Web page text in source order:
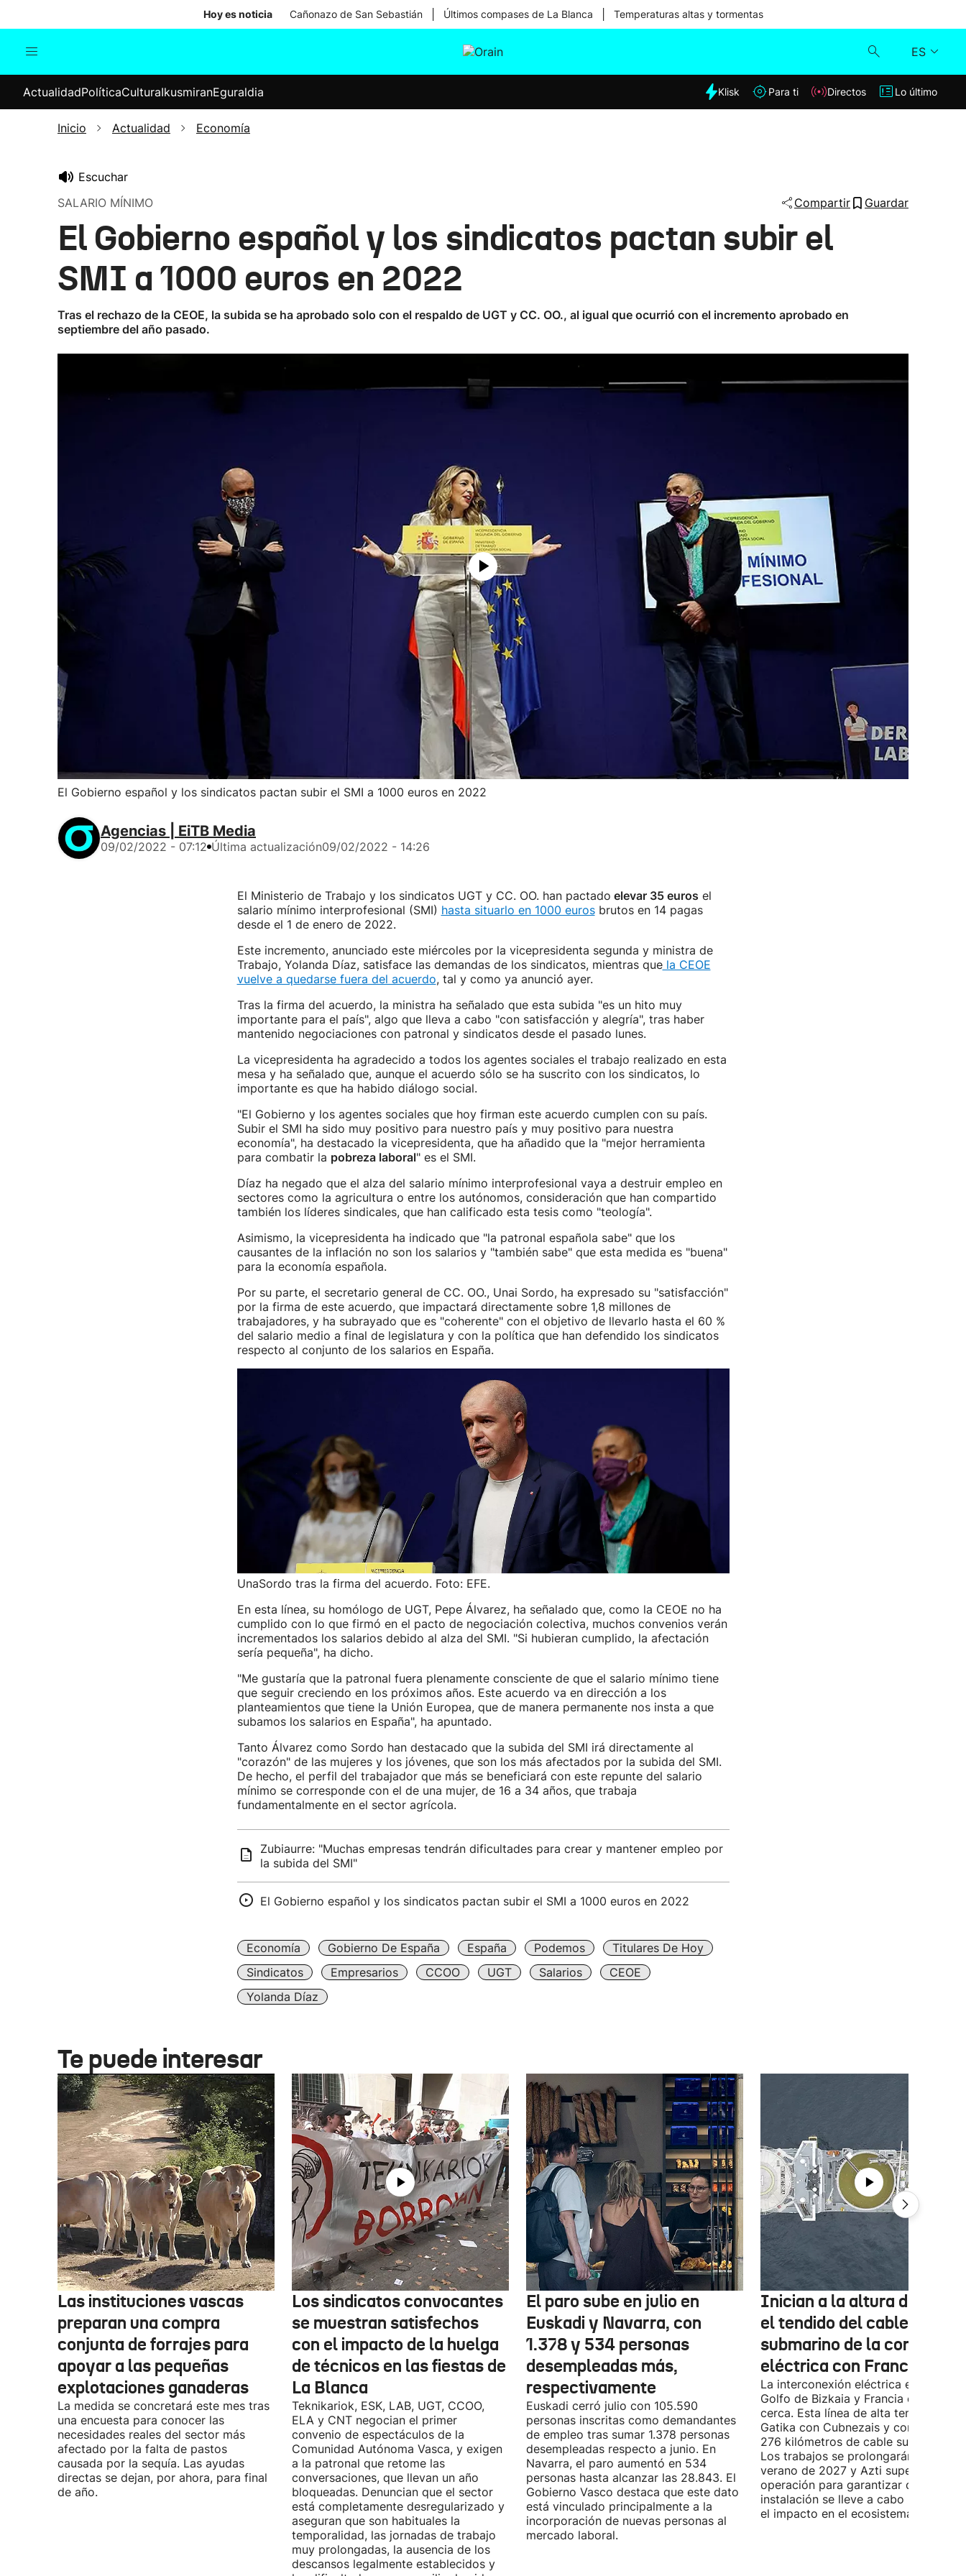
Hoy es noticia Cañonazo de San Sebastián Últimos compases de La Blanca Temperaturas altas y tormentas
ES
Internacional
Elecciones
Klisk
ActualidadPolíticaCulturaIkusmiranEguraldia Klisk Para ti Directos Lo último
Inicio Actualidad Economía
Escuchar
SALARIO MÍNIMO
Compartir Guardar
El Gobierno español y los sindicatos pactan subir el
SMI a 1000 euros en 2022
Tras el rechazo de la CEOE, la subida se ha aprobado solo con el respaldo de UGT y CC. OO., al igual que ocurrió con el incremento aprobado en
septiembre del año pasado.
El Gobierno español y los sindicatos pactan subir el SMI a 1000 euros en 2022
Agencias | EiTB Media
09/02/2022 - 07:12 Última actualización09/02/2022 - 14:26
El Ministerio de Trabajo y los sindicatos UGT y CC. OO. han pactado elevar 35 euros el
salario mínimo interprofesional (SMI) hasta situarlo en 1000 eurosbrutos en 14 pagas
desde el 1 de enero de 2022.
Este incremento, anunciado este miércoles por la vicepresidenta segunda y ministra de
Trabajo, Yolanda Díaz, satisface las demandas de los sindicatos, mientras quela CEOE
vuelve a quedarse fuera del acuerdo, tal y como ya anunció ayer.
Tras la firma del acuerdo, la ministra ha señalado que esta subida "es un hito muy
importante para el país", algo que lleva a cabo "con satisfacción y alegría", tras haber
mantenido negociaciones con patronal y sindicatos desde el pasado lunes.
La vicepresidenta ha agradecido a todos los agentes sociales el trabajo realizado en esta
mesa y ha señalado que, aunque el acuerdo sólo se ha suscrito con los sindicatos, lo
importante es que ha habido diálogo social.
"El Gobierno y los agentes sociales que hoy firman este acuerdo cumplen con su país.
Subir el SMI ha sido muy positivo para nuestro país y muy positivo para nuestra
economía", ha destacado la vicepresidenta, que ha añadido que la "mejor herramienta
para combatir la pobreza laboral" es el SMI.
Díaz ha negado que el alza del salario mínimo interprofesional vaya a destruir empleo en
sectores como la agricultura o entre los autónomos, consideración que han compartido
también los líderes sindicales, que han calificado esta tesis como "teología".
Asimismo, la vicepresidenta ha indicado que "la patronal española sabe" que los
causantes de la inflación no son los salarios y "también sabe" que esta medida es "buena"
para la economía española.
Por su parte, el secretario general de CC. OO., Unai Sordo, ha expresado su "satisfacción"
por la firma de este acuerdo, que impactará directamente sobre 1,8 millones de
trabajadores, y ha subrayado que es "coherente" con el objetivo de llevarlo hasta el 60 %
del salario medio a final de legislatura y con la política que han defendido los sindicatos
respecto al conjunto de los salarios en España.
UnaSordo tras la firma del acuerdo. Foto: EFE.
En esta línea, su homólogo de UGT, Pepe Álvarez, ha señalado que, como la CEOE no ha
cumplido con lo que firmó en el pacto de negociación colectiva, muchos convenios verán
incrementados los salarios debido al alza del SMI. "Si hubieran cumplido, la afectación
sería pequeña", ha dicho.
"Me gustaría que la patronal fuera plenamente consciente de que el salario mínimo tiene
que seguir creciendo en los próximos años. Este acuerdo va en dirección a los
planteamientos que tiene la Unión Europea, que de manera permanente nos insta a que
subamos los salarios en España", ha apuntado.
Tanto Álvarez como Sordo han destacado que la subida del SMI irá directamente al
"corazón" de las mujeres y los jóvenes, que son los más afectados por la subida del SMI.
De hecho, el perfil del trabajador que más se beneficiará con este repunte del salario
mínimo se corresponde con el de una mujer, de 16 a 34 años, que trabaja
fundamentalmente en el sector agrícola.
Zubiaurre: "Muchas empresas tendrán dificultades para crear y mantener empleo por
la subida del SMI"
El Gobierno español y los sindicatos pactan subir el SMI a 1000 euros en 2022
Economía Gobierno De España España Podemos
Titulares De Hoy
Sindicatos
Empresarios CCOO UGT Salarios
CEOE
Yolanda Díaz
Te puede interesar
Las instituciones vascas
preparan una compra
conjunta de forrajes para
apoyar a las pequeñas
explotaciones ganaderas
La medida se concretará este mes tras
una encuesta para conocer las
necesidades reales del sector más
afectado por la falta de pastos
causada por la sequía. Las ayudas
directas se dejan, por ahora, para final
de año.
Los sindicatos convocantes
se muestran satisfechos
con el impacto de la huelga
de técnicos en las fiestas de
La Blanca
Teknikariok, ESK, LAB, UGT, CCOO,
ELA y CNT negocian el primer
convenio de espectáculos de la
Comunidad Autónoma Vasca, y exigen
a la patronal que retome las
conversaciones, que llevan un año
bloqueadas. Denuncian que el sector
está completamente desregularizado y
aseguran que son habituales la
temporalidad, las jornadas de trabajo
muy prolongadas, la ausencia de los
descansos legalmente establecidos y
El paro sube en julio en
Euskadi y Navarra, con
1.378 y 534 personas
desempleadas más,
respectivamente
Euskadi cerró julio con 105.590
personas inscritas como demandantes
de empleo tras sumar 1.378 personas
desempleadas respecto a junio. En
Navarra, el paro aumentó en 534
personas hasta alcanzar las 28.843. El
Gobierno Vasco destaca que este dato
está vinculado principalmente a la
incorporación de nuevas personas al
mercado laboral.
Inician a la altura de
el tendido del cable
submarino de la conexión
eléctrica con Francia
La interconexión eléctrica entre el
Golfo de Bizkaia y Francia está más
cerca. Esta línea de alta tensión unirá
Gatika con Cubnezais y contará con
276 kilómetros de cable submarino.
Los trabajos se prolongarán hasta
verano de 2027 y Azti supervisará la
operación para garantizar que la
instalación se lleve a cabo
el impacto en el ecosistema marino.